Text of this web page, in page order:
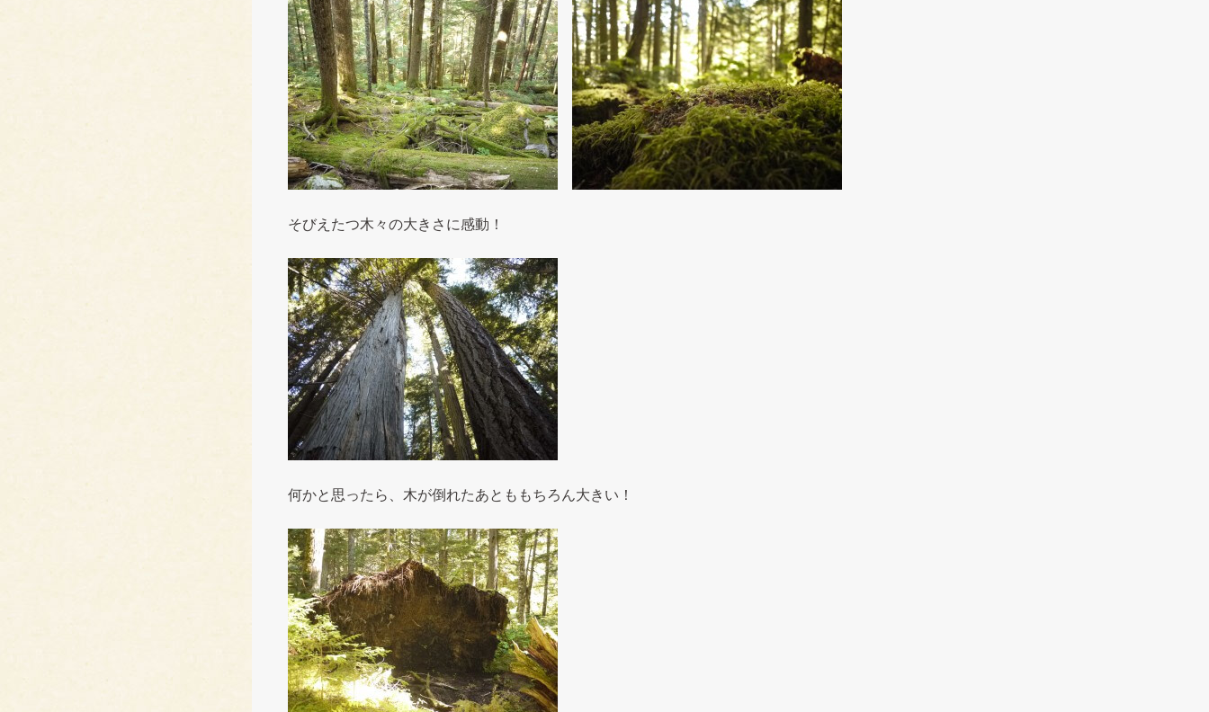
そびえたつ木々の大きさに感動！
何かと思ったら、木が倒れたあとももちろん大きい！